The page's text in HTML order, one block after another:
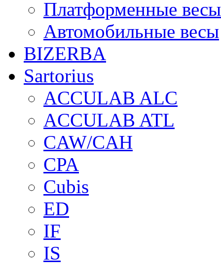
Платформенные весы
Автомобильные весы
BIZERBA
Sartorius
ACCULAB ALC
ACCULAB ATL
CAW/CAH
CPA
Cubis
ED
IF
IS